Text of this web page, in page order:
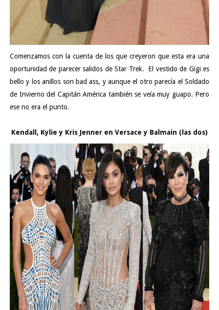
Comenzamos con la cuenta de los que creyeron que esta era una
oportunidad de parecer salidos de Star Trek. El vestido de Gigi es
bello y los anillos son bad ass, y aunque el otro parecía el Soldado
de Invierno del Capitán América también se veía muy guapo. Pero
ese no era el punto.
Kendall, Kylie y Kris Jenner en Versace y Balmain (las dos)